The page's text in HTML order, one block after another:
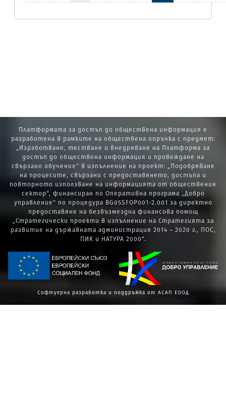
Платформата за достъп до обществена информация е
разработена в рамките на обществена поръчка с предмет:
„Изработване, тестване и внедряване на Платформа за
достъп до обществена информация и провеждане на
свързано обучение“ в изпълнение на проект: „Подобряване
на процесите, свързани с предоставянето, достъпа и
повторното използване на информацията от обществения
сектор“, финансиран по Оперативна програма „Добро
управление“ по процедура BG05SFOP001-2.001 за директно
предоставяне на безвъзмездна финансова помощ
„Стратегически проекти в изпълнение на Стратегията за
развитие на държавната администрация 2014 – 2020 г., ПОС,
ПИК и НАТУРА 2000“.
Софтуерна разработка и поддръжка от АСАП ЕООД